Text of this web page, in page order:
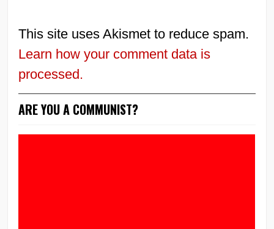
This site uses Akismet to reduce spam.
Learn how your comment data is
processed.
ARE YOU A COMMUNIST?